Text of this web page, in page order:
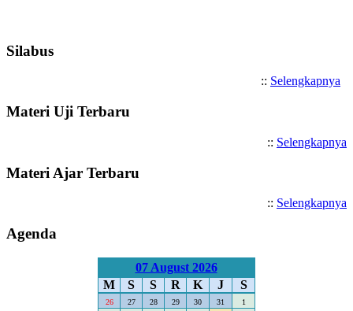
Silabus
:: Selengkapnya
Materi Uji Terbaru
:: Selengkapnya
Materi Ajar Terbaru
:: Selengkapnya
Agenda
07 August 2026
M
S S R K J S
26 27 28 29 30 31
1